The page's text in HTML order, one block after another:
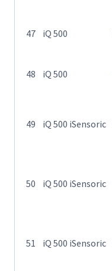
47 iQ 500
48 iQ 500
49 iQ 500 iSensoric
50 iQ 500 iSensoric
51 iQ 500 iSensoric